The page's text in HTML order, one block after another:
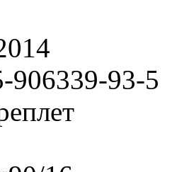
906339-93-5